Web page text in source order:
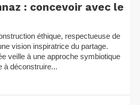
: concevoir avec le
éthique, respectueuse de
vision inspiratrice du partage.
veille à une approche symbiotique
à déconstruire...